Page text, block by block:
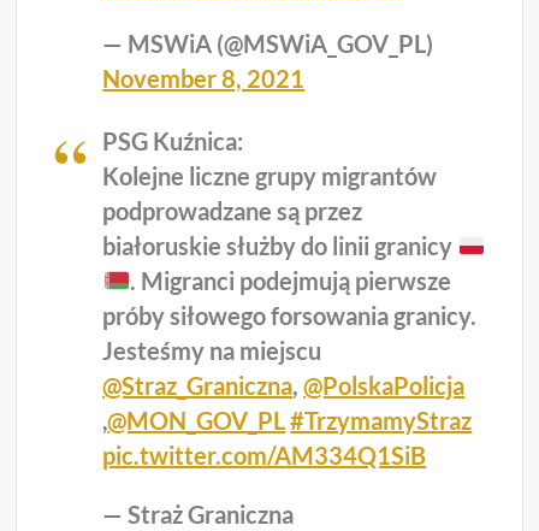
— MSWiA (@MSWiA_GOV_PL)
November 8, 2021
PSG Kuźnica:
Kolejne liczne grupy migrantów
podprowadzane są przez
białoruskie służby do linii granicy
. Migranci podejmują pierwsze
próby siłowego forsowania granicy.
Jesteśmy na miejscu
@Straz_Graniczna,@PolskaPolicja
,@MON_GOV_PL#TrzymamyStraz
pic.twitter.com/AM334Q1SiB
— Straż Graniczna